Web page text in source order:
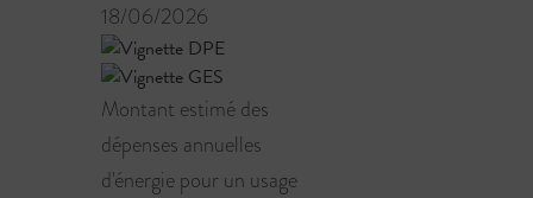
18/06/2026
Montant estimé des
dépenses annuelles
d'énergie pour un usage